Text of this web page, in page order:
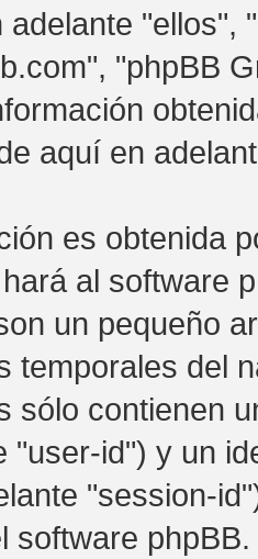
adelante "ellos",
"phpBB
aquí en
es obtenida
al software
un pequeño
temporales del
sólo contienen
"user-id") y un
"session-
software